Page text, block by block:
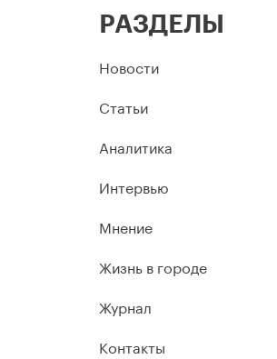
РАЗДЕЛЫ
Новости
Статьи
Аналитика
Интервью
Мнение
Жизнь в городе
Журнал
Контакты